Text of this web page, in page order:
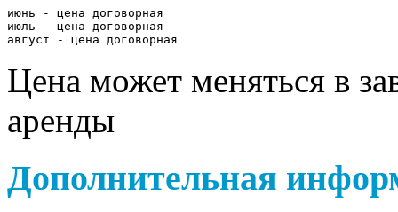
июнь - цена договорная
июль - цена договорная
август - цена договорная
Цена может меняться в
аренды
Дополнительная